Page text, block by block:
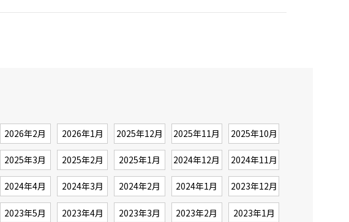
2026年2月 2026年1月 2025年12月 2025年11月 2025年10月
2025年3月 2025年2月 2025年1月 2024年12月 2024年11月
2024年4月 2024年3月 2024年2月 2024年1月 2023年12月
2023年5月 2023年4月 2023年3月 2023年2月 2023年1月